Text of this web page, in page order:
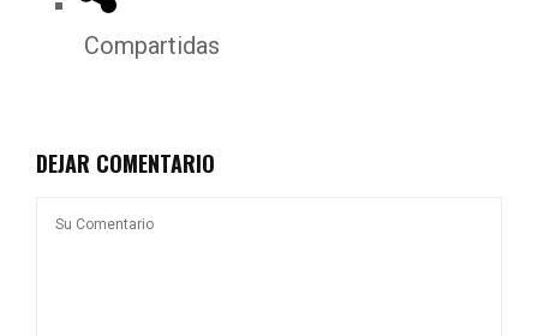
Compartidas
DEJAR COMENTARIO